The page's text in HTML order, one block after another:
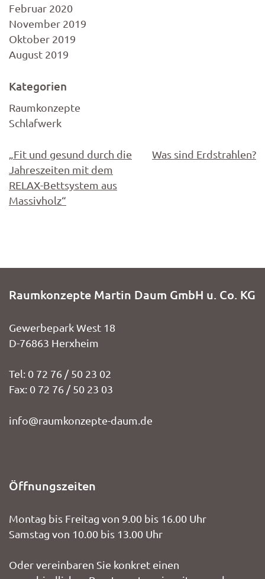
Februar 2020
November 2019
Oktober 2019
August 2019
Kategorien
Raumkonzepte
Schlafwerk
Beitragsnavigation
„Fit und gesund durch die
Jahreszeiten mit dem
RELAX-Bettsystem aus
Massivholz“
Was sind Erdstrahlen?
Raumkonzepte Martin Daum GmbH u. Co. KG
Gewerbepark West 18
D-76863 Herxheim
Tel: 0 72 76 / 50 23 02
Fax: 0 72 76 / 50 23 03
info@raumkonzepte-daum.de
Öffnungszeiten
Montag bis Freitag von 9.00 bis 16.00 Uhr
Samstag von 10.00 bis 13.00 Uhr
Oder vereinbaren Sie konkret einen